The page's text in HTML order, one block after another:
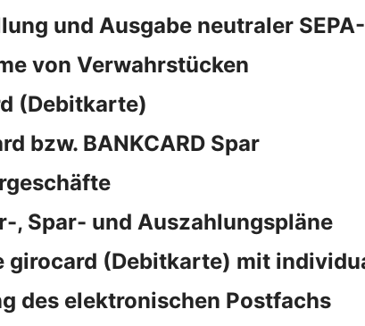
und Ausgabe neutraler
von Verwahrstücken
(Debitkarte)
bzw. BANKCARD Spar
, Spar- und Auszahlungspläne
girocard (Debitkarte) mit
des elektronischen Postfachs